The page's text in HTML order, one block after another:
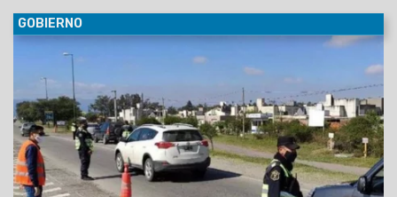
GOBIERNO
La mayoría de los incumplimientos fueron a la
Ley Nacional de Tránsito. También se sancionó a 189
personas por conducir con alcohol en sangre.